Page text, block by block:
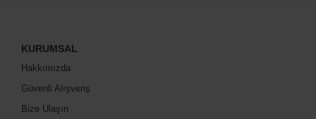
KURUMSAL
Hakkımızda
Güvenli Alışveriş
Bize Ulaşın